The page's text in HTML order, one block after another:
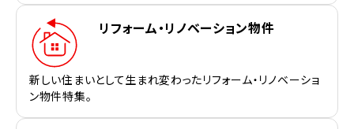
リフォーム・リノベーション物件
新しい住まいとして生まれ変わったリフォーム・リノベーショ
ン物件特集。